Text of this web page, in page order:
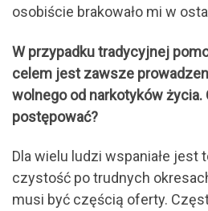
osobiście brakowało mi w
W przypadku tradycyjnej
celem jest zawsze
wolnego od narkotyków życia.
postępować?
Dla wielu ludzi wspaniałe jest
czystość po trudnych
musi być częścią oferty.